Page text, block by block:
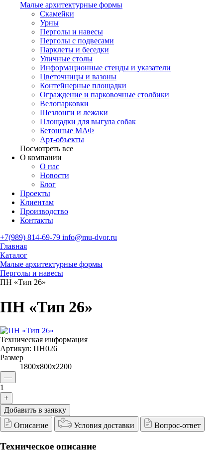
Малые архитектурные формы
Скамейки
Урны
Перголы и навесы
Перголы с подвесами
Парклеты и беседки
Уличные столы
Информационные стенды и указатели
Цветочницы и вазоны
Контейнерные площадки
Ограждение и парковочные столбики
Велопарковки
Шезлонги и лежаки
Площадки для выгула собак
Бетонные МАФ
Арт-объекты
Посмотреть все
О компании
О нас
Новости
Блог
Проекты
Клиентам
Производство
Контакты
+7(989) 814-69-79 info@mu-dvor.ru
Главная
Каталог
Малые архитектурные формы
Перголы и навесы
ПН «Тип 26»
ПН «Тип 26»
Техническая информация
Артикул: ПН026
Размер
1800х800х2200
—
1
+
Добавить в заявку
Описание
Условия доставки Вопрос-ответ
Техническое описание